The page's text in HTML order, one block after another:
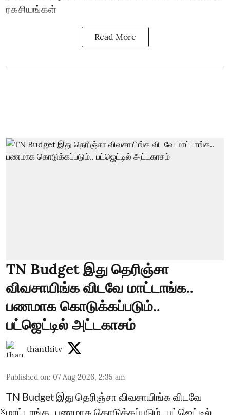
ரகசியங்கள்
Read More
TN Budget இது தெரிஞ்சா
விவசாயிங்க விடவே மாட்டாங்க..
பணமாக கொடுக்கப்படும்..
பட்ஜெட்டில் அட்டகாசம்
thanthitv
Published on: 07 Aug 2026, 2:35 am
TN Budget இது தெரிஞ்சா விவசாயிங்க விடவே
மாட்டாங்க.. பணமாக கொடுக்கப்படும்.. பட்ஜெட்டில்
X